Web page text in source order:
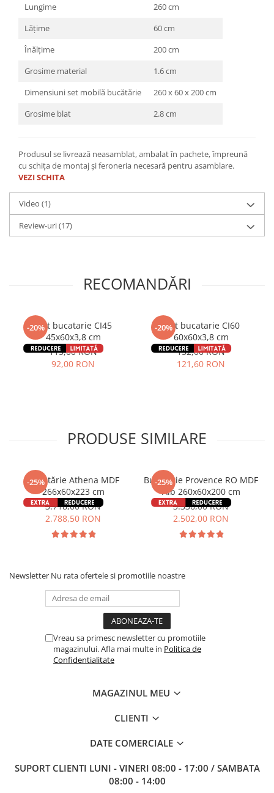
Lungime
260 cm
Lățime
60 cm
Înălțime
200 cm
Grosime material
1.6 cm
Dimensiuni set mobilă bucătărie
260 x 60 x 200 cm
Grosime blat
2.8 cm
Produsul se livrează neasamblat, ambalat în pachete, împreună
cu schița de montaj și feroneria necesară pentru asamblare.
VEZI SCHITA
Video (1)
Review-uri(17)
RECOMANDĂRI
-20%
Blat bucatarie CI45
45x60x3,8 cm
115,00 RON
92,00 RON
-20%
Blat bucatarie CI60
60x60x3,8 cm
152,00 RON
121,60 RON
PRODUSE SIMILARE
-25%
Bucătărie Athena MDF
266x60x223 cm
3.718,00 RON
2.788,50 RON
-25%
Bucatarie Provence RO MDF
Alb 260x60x200 cm
3.336,00 RON
2.502,00 RON
Newsletter Nu rata ofertele si promotiile noastre
Vreau sa primesc newsletter cu promotiile
magazinului. Afla mai multe in Politica de
Confidentialitate
MAGAZINUL MEU
CLIENTI
DATE COMERCIALE
SUPORT CLIENTI LUNI - VINERI 08:00 - 17:00 / SAMBATA
08:00 - 14:00